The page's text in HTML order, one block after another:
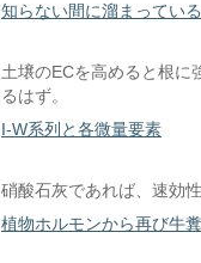
知らない間に溜まってい
土壌のECを高めると根に
るはず。
I-W系列と各微量要素
硝酸石灰であれば、速効
植物ホルモンから再び牛